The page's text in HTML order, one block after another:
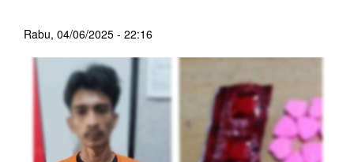
Rabu, 04/06/2025 - 22:16